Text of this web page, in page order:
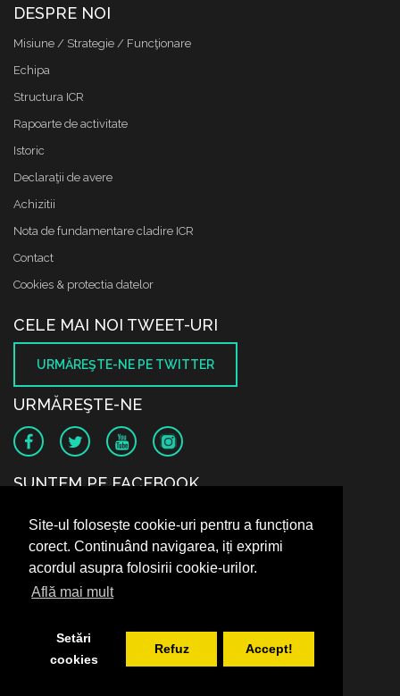
Site-ul folosește cookie-uri pentru a funcționa
corect. Continuând navigarea, iți exprimi
acordul asupra folosirii cookie-urilor.
Află mai mult
Setări
cookies
Refuz Accept!
DESPRE NOI
Misiune / Strategie / Funcţionare
Echipa
Structura ICR
Rapoarte de activitate
Istoric
Declaraţii de avere
Achizitii
Nota de fundamentare cladire ICR
Contact
Cookies & protectia datelor
CELE MAI NOI TWEET-URI
URMĂREŞTE-NE PE TWITTER
URMĂREŞTE-NE
SUNTEM PE FACEBOOK